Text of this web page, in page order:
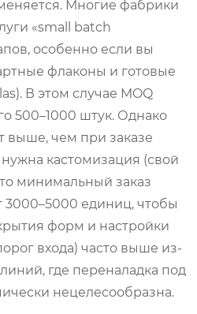
Многие фабрики
«small batch
особенно если вы
флаконы и готовые
В этом случае MOQ
500–1000 штук. Однако
выше, чем при заказе
кастомизация (свой
минимальный заказ
3000–5000 единиц, чтобы
форм и настройки
входа) часто выше из-
где переналадка под
нецелесообразна.